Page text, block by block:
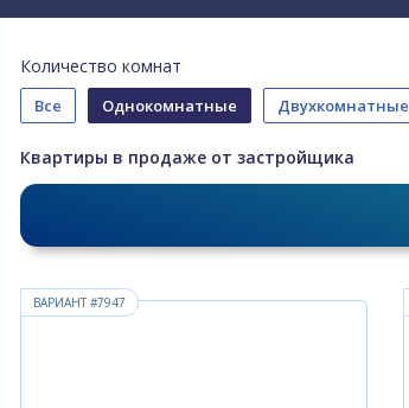
Количество комнат
Все Однокомнатные Двухкомнатные
Квартиры в продаже от застройщика
ВАРИАНТ #7947